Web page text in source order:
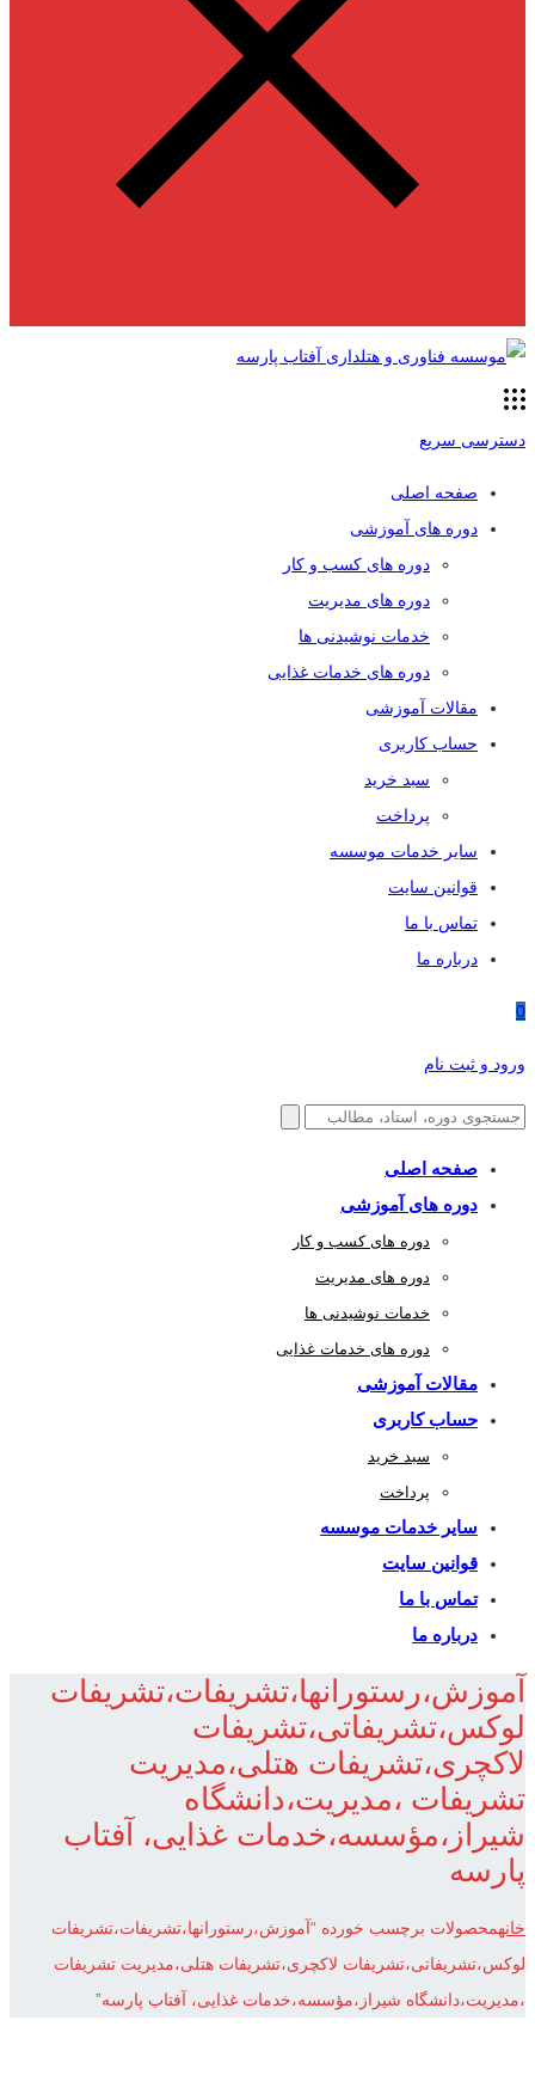
دسترسی سریع
صفحه اصلی
دوره های آموزشی
دوره های کسب و کار
دوره های مدیریت
خدمات نوشیدنی ها
دوره های خدمات غذایی
مقالات آموزشی
حساب کاربری
سبد خرید
پرداخت
سایر خدمات موسسه
قوانین سایت
تماس با ما
درباره ما
0
ورود و ثبت نام
صفحه اصلی
دوره های آموزشی
دوره های کسب و کار
دوره های مدیریت
خدمات نوشیدنی ها
دوره های خدمات غذایی
مقالات آموزشی
حساب کاربری
سبد خرید
پرداخت
سایر خدمات موسسه
قوانین سایت
تماس با ما
درباره ما
آموزش،رستورانها،تشریفات،تشریفات
لوکس،تشریفاتی،تشریفات
لاکچری،تشریفات هتلی،مدیریت
تشریفات ،مدیریت،دانشگاه
شیراز،مؤسسه،خدمات غذایی، آفتاب
پارسه
خانهمحصولات برچسب خورده “آموزش،رستورانها،تشریفات،تشریفات
لوکس،تشریفاتی،تشریفات لاکچری،تشریفات هتلی،مدیریت تشریفات
،مدیریت،دانشگاه شیراز،مؤسسه،خدمات غذایی، آفتاب پارسه”